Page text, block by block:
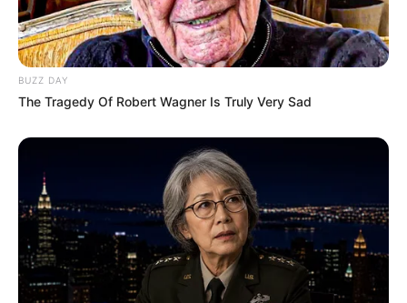
BUZZ DAY
The Tragedy Of Robert Wagner Is Truly Very Sad